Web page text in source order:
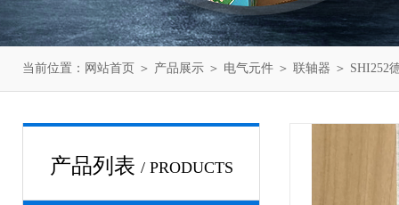
当前位置： 网站首页 ＞ 产品展示 ＞ 电气元件 ＞ 联轴器 ＞ SHI252
产品列表 / PRODUCTS